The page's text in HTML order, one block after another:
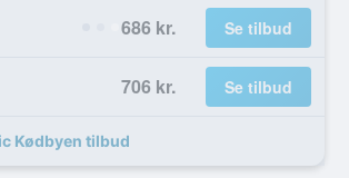
686 kr. Se tilbud
706 kr. Se tilbud
Kødbyen tilbud